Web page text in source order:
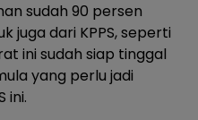
sudah 90 persen
juga dari KPPS, seperti
ini sudah siap tinggal
yang perlu jadi
ini.